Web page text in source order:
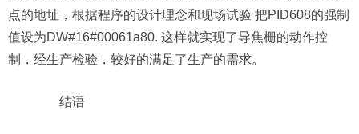
点的地址，根据程序的设计理念和现场试验 把PID608的强制
值设为DW#16#00061a80. 这样就实现了导焦栅的动作控
制，经生产检验，较好的满足了生产的需求。
结语